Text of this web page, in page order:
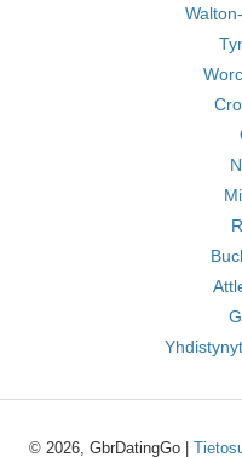
© 2026, GbrDatingGo |